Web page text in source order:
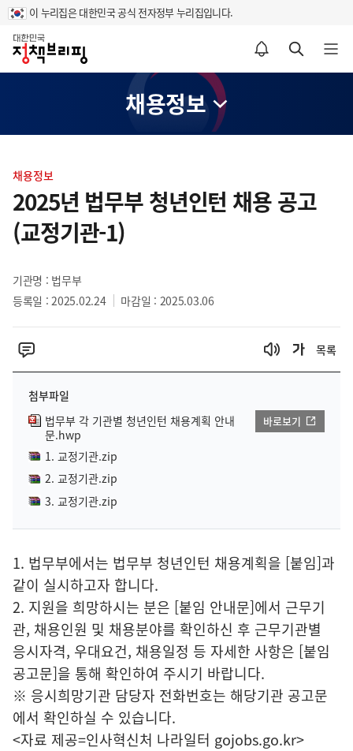
이 누리집은 대한민국 공식 전자정부 누리집입니다.
홈
알림설정 바로가기 검색 바로가기 메뉴 열기
채용정보
텐
츠
영
역
채용정보
2025년 법무부 청년인턴 채용 공고
(교정기관-1)
기관명 : 법무부
등록일 : 2025.02.24
마감일 : 2025.03.06
목록
첨부파일
법무부 각 기관별 청년인턴 채용계획 안내
문.hwp
바로보기
1. 교정기관.zip
2. 교정기관.zip
3. 교정기관.zip
1. 법무부에서는 법무부 청년인턴 채용계획을 [붙임]과
같이 실시하고자 합니다.
2. 지원을 희망하시는 분은 [붙임 안내문]에서 근무기
관, 채용인원 및 채용분야를 확인하신 후 근무기관별
응시자격, 우대요건, 채용일정 등 자세한 사항은 [붙임
공고문]을 통해 확인하여 주시기 바랍니다.
※ 응시희망기관 담당자 전화번호는 해당기관 공고문
에서 확인하실 수 있습니다.
<자료 제공=인사혁신처 나라일터 gojobs.go.kr>